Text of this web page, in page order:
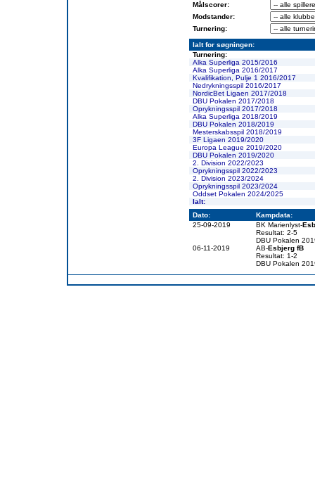
Målscorer:
Modstander:
Turnering:
Ialt for søgningen:
Turnering:
Alka Superliga 2015/2016
Alka Superliga 2016/2017
Kvalifikation, Pulje 1 2016/2017
Nedrykningsspil 2016/2017
NordicBet Ligaen 2017/2018
DBU Pokalen 2017/2018
Oprykningsspil 2017/2018
Alka Superliga 2018/2019
DBU Pokalen 2018/2019
Mesterskabsspil 2018/2019
3F Ligaen 2019/2020
Europa League 2019/2020
DBU Pokalen 2019/2020
2. Division 2022/2023
Oprykningsspil 2022/2023
2. Division 2023/2024
Oprykningsspil 2023/2024
Oddset Pokalen 2024/2025
Ialt:
Dato:
Kampdata:
25-09-2019
BK Marienlyst-
Resultat: 2-5
DBU Pokalen
06-11-2019
AB-Esbjerg fB
Resultat: 1-2
DBU Pokalen